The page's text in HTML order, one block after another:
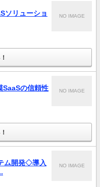
ソリューショ
NO IMAGE
の信頼性
NO IMAGE
ム開発◇導入
NO IMAGE